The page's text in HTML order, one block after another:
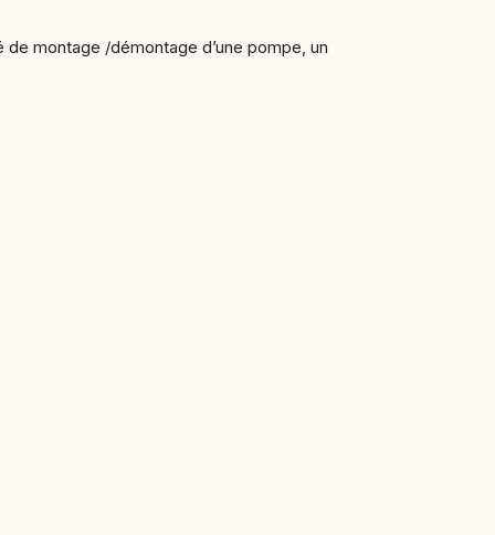
montage /démontage d’une pompe, un